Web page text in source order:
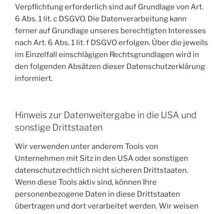
Verpflichtung erforderlich sind auf Grundlage von Art.
6 Abs. 1 lit. c DSGVO. Die Datenverarbeitung kann
ferner auf Grundlage unseres berechtigten Interesses
nach Art. 6 Abs. 1 lit. f DSGVO erfolgen. Über die jeweils
im Einzelfall einschlägigen Rechtsgrundlagen wird in
den folgenden Absätzen dieser Datenschutzerklärung
informiert.
Hinweis zur Datenweitergabe in die USA und
sonstige Drittstaaten
Wir verwenden unter anderem Tools von
Unternehmen mit Sitz in den USA oder sonstigen
datenschutzrechtlich nicht sicheren Drittstaaten.
Wenn diese Tools aktiv sind, können Ihre
personenbezogene Daten in diese Drittstaaten
übertragen und dort verarbeitet werden. Wir weisen